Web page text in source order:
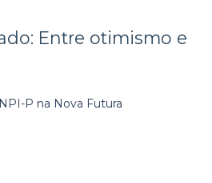
Entre otimismo e
P na Nova Futura